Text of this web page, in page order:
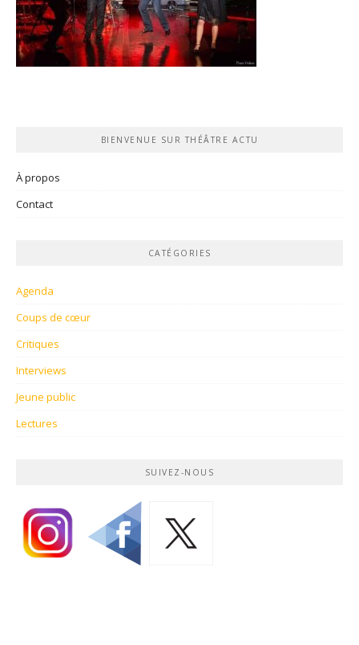
BIENVENUE SUR THÉÂTRE ACTU
À propos
Contact
CATÉGORIES
Agenda
Coups de cœur
Critiques
Interviews
Jeune public
Lectures
SUIVEZ-NOUS